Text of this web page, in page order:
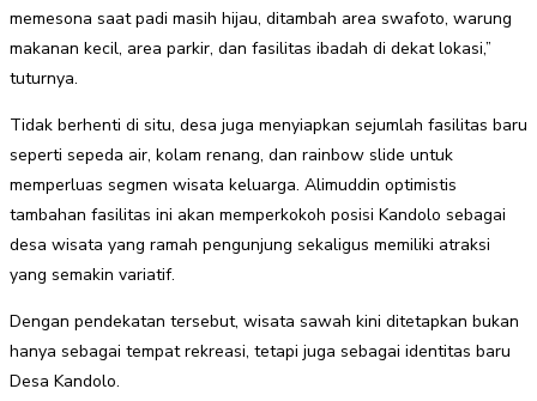
memesona saat padi masih hijau, ditambah area swafoto, warung
makanan kecil, area parkir, dan fasilitas ibadah di dekat lokasi,”
tuturnya.
Tidak berhenti di situ, desa juga menyiapkan sejumlah fasilitas baru
seperti sepeda air, kolam renang, dan rainbow slide untuk
memperluas segmen wisata keluarga. Alimuddin optimistis
tambahan fasilitas ini akan memperkokoh posisi Kandolo sebagai
desa wisata yang ramah pengunjung sekaligus memiliki atraksi
yang semakin variatif.
Dengan pendekatan tersebut, wisata sawah kini ditetapkan bukan
hanya sebagai tempat rekreasi, tetapi juga sebagai identitas baru
Desa Kandolo.